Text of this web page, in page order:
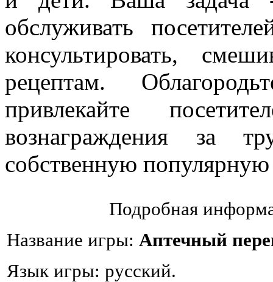
обслуживать
консультировать,
рецептам.
привлекайте
вознаграждения за
собственную
Подробная
Название игры: Аптечный
Язык игры: русский.